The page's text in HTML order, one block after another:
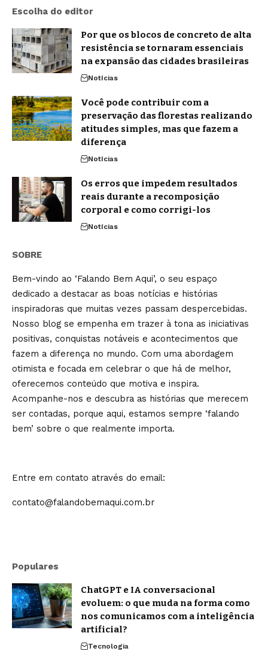
Escolha do editor
Por que os blocos de concreto de alta
resistência se tornaram essenciais
na expansão das cidades brasileiras
Notícias
Você pode contribuir com a
preservação das florestas realizando
atitudes simples, mas que fazem a
diferença
Notícias
Os erros que impedem resultados
reais durante a recomposição
corporal e como corrigi-los
Notícias
SOBRE
Bem-vindo ao ‘Falando Bem Aqui’, o seu espaço
dedicado a destacar as boas notícias e histórias
inspiradoras que muitas vezes passam despercebidas.
Nosso blog se empenha em trazer à tona as iniciativas
positivas, conquistas notáveis e acontecimentos que
fazem a diferença no mundo. Com uma abordagem
otimista e focada em celebrar o que há de melhor,
oferecemos conteúdo que motiva e inspira.
Acompanhe-nos e descubra as histórias que merecem
ser contadas, porque aqui, estamos sempre ‘falando
bem’ sobre o que realmente importa.
Entre em contato através do email:
contato@falandobemaqui.com.br
Populares
ChatGPT e IA conversacional
evoluem: o que muda na forma como
nos comunicamos com a inteligência
artificial?
Tecnologia